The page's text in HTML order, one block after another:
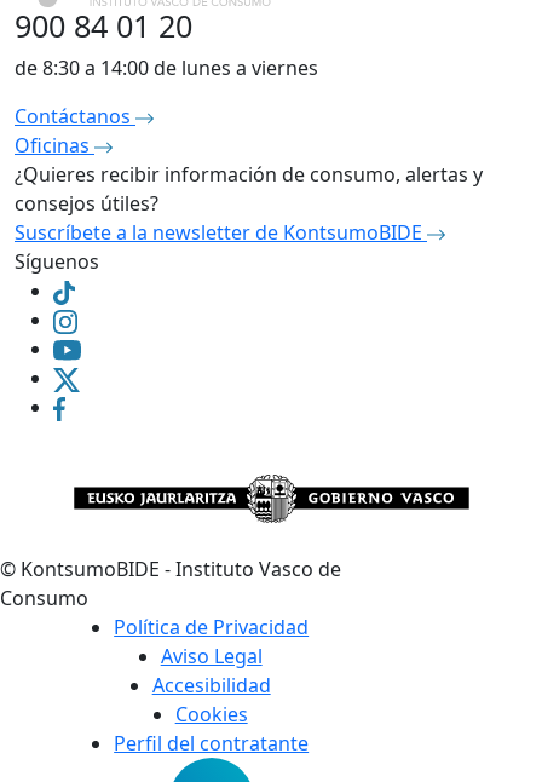
900 84 01 20
de 8:30 a 14:00 de lunes a viernes
Contáctanos
Oficinas
¿Quieres recibir información de consumo, alertas y
consejos útiles?
Suscríbete a la newsletter de KontsumoBIDE
Síguenos
© KontsumoBIDE - Instituto Vasco de
Consumo
Política de Privacidad
Aviso Legal
Accesibilidad
Cookies
Perfil del contratante